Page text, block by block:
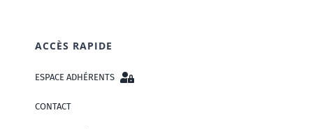
ACCÈS RAPIDE
ESPACE ADHÉRENTS
CONTACT